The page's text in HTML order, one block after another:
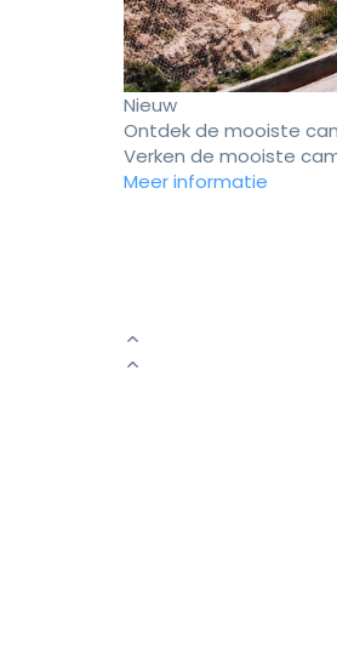
Nieuw
Ontdek de mooiste
Verken de mooiste
Meer informatie